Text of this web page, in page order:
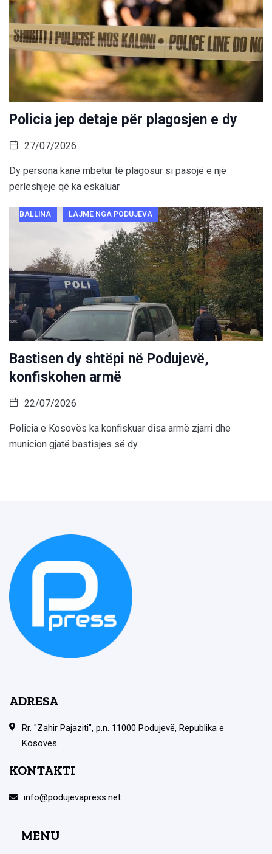
Policia jep detaje për plagosjen e dy
27/07/2026
Dy persona kanë mbetur të plagosur si pasojë e një
përleshjeje që ka eskaluar
BALLINA LAJME NGA PODUJEVA
Bastisen dy shtëpi në Podujevë,
konfiskohen armë
22/07/2026
Policia e Kosovës ka konfiskuar disa armë zjarri dhe
municion gjatë bastisjes së dy
ADRESA
Rr. "Zahir Pajaziti", p.n. 11000 Podujevë, Republika e
Kosovës.
KONTAKTI
info@podujevapress.net
MENU